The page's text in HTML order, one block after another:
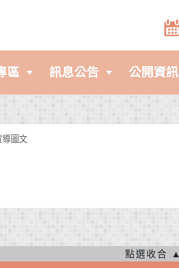
區 訊息公告 公開資訊
導圖文